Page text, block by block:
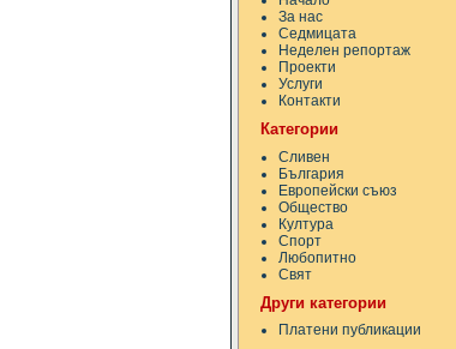
За нас
Седмицата
Неделен репортаж
Проекти
Услуги
Контакти
Категории
Сливен
България
Европейски съюз
Общество
Култура
Спорт
Любопитно
Свят
Други категории
Платени публикации